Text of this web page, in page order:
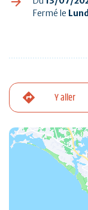
Fermé le
Y aller